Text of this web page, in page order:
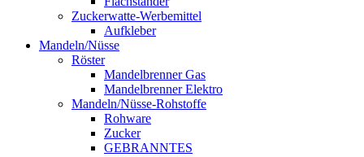
Zuckerwatte-Werbemittel
Aufkleber
Mandeln/Nüsse
Röster
Mandelbrenner Gas
Mandelbrenner Elektro
Mandeln/Nüsse-Rohstoffe
Rohware
Zucker
GEBRANNTES